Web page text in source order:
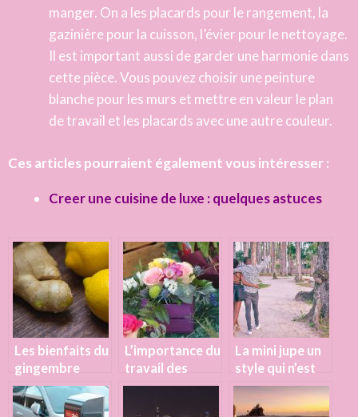
manger. On a les placards pour le rangement, la
gazinière pour la cuisson, l’évier pour le nettoyage.
Il est important aussi de garder une harmonie dans
cette pièce. Vous pouvez choisir une peinture
blanche pour les murs et mettre en valeur le plan
de travail et les placards avec une autre couleur.
Ces articles pourraient également vous intéresser :
Creer une cuisine de luxe : quelques astuces
Les bienfaits du
gingembre
frais,
gingembre
L’importance du
travail des
fleuristes
La mini jupe un
style qui n’est
pas toujours un
plus